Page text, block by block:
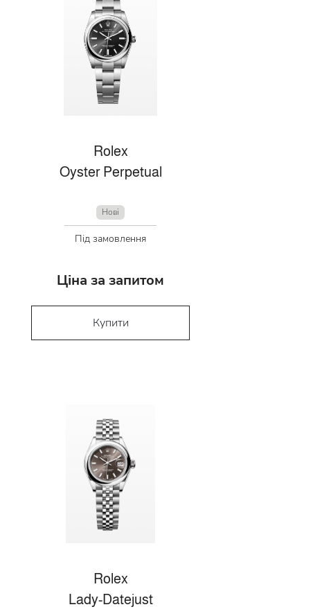
Rolex
Oyster Perpetual
Нові
Під замовлення
Ціна за запитом
Купити
Rolex
Lady-Datejust